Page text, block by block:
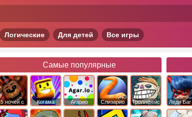
Логические Для детей Все игры
Самые популярные
5 ночей с
фредди
Когама Агарио Слизарио
Троллфейс
квест
Леди Баг
Супер